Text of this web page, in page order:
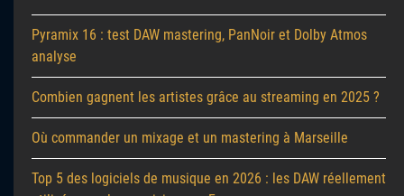
Pyramix 16 : test DAW mastering, PanNoir et Dolby Atmos
analyse
Combien gagnent les artistes grâce au streaming en 2025 ?
Où commander un mixage et un mastering à Marseille
Top 5 des logiciels de musique en 2026 : les DAW réellement